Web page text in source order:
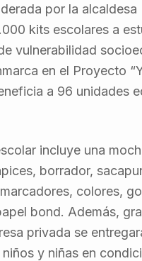
por la alcaldesa
kits escolares a
vulnerabilidad
en el Proyecto
a 96 unidades
incluye una
borrador,
colores,
bond. Además,
privada se
y niñas en